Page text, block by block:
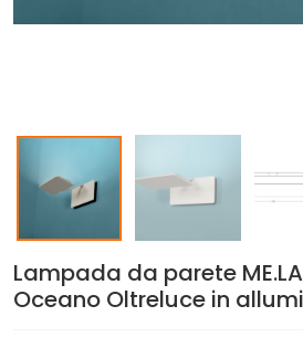
Lampada da parete
Oceano Oltreluce in